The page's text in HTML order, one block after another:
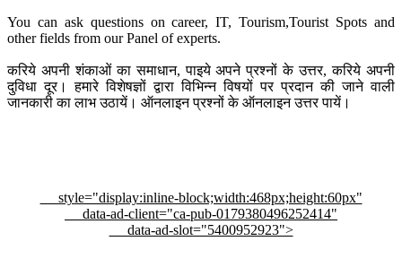
You can ask questions on career, IT, Tourism,Tourist Spots and
other fields from our Panel of experts.
करिये अपनी शंकाओं का समाधान, पाइये अपने प्रश्नों के उत्तर, करिये अपनी
दुविधा दूर। हमारे विशेषज्ञों द्वारा विभिन्न विषयों पर प्रदान की जाने वाली
जानकारी का लाभ उठायें। ऑनलाइन प्रश्नों के ऑनलाइन उत्तर पायें।
style="display:inline-block;width:468px;height:60px"
data-ad-client="ca-pub-0179380496252414"
data-ad-slot="5400952923">